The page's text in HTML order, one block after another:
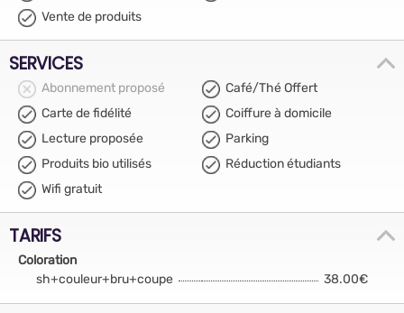
Vente de produits
SERVICES
Abonnement proposé
Café/Thé Offert
Carte de fidélité
Coiffure à domicile
Lecture proposée
Parking
Produits bio utilisés
Réduction étudiants
Wifi gratuit
TARIFS
Coloration
sh+couleur+bru+coupe
38.00€